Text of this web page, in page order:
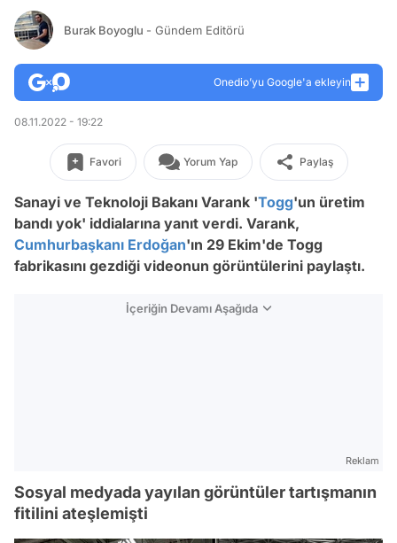
Burak Boyoglu - Gündem Editörü
Onedio’yu Google'a ekleyin
08.11.2022 - 19:22
Favori Yorum Yap Paylaş
Sanayi ve Teknoloji Bakanı Varank 'Togg'un üretim
bandı yok' iddialarına yanıt verdi. Varank,
Cumhurbaşkanı Erdoğan'ın 29 Ekim'de Togg
fabrikasını gezdiği videonun görüntülerini paylaştı.
İçeriğin Devamı Aşağıda
Reklam
Sosyal medyada yayılan görüntüler tartışmanın
fitilini ateşlemişti